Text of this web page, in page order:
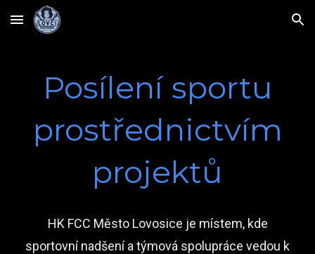
Skip to main content Skip to navigation
Posílení sportu
prostřednictvím
projektů
HK FCC Město Lovosice je místem, kde
sportovní nadšení a týmová spolupráce vedou k